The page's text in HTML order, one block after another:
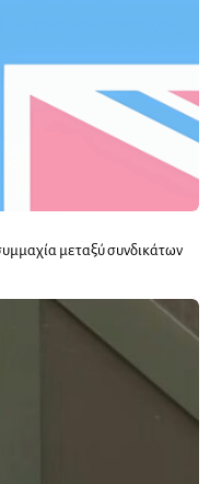
μεταξύ συνδικάτων